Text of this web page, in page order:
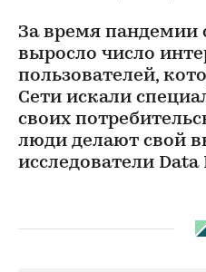
За время пандемии
выросло число
пользователей,
Сети искали
своих
люди делают свой
исследователи